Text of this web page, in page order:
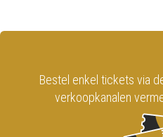
Bestel enkel tickets via
verkoopkanalen